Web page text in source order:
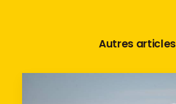
Autres articles